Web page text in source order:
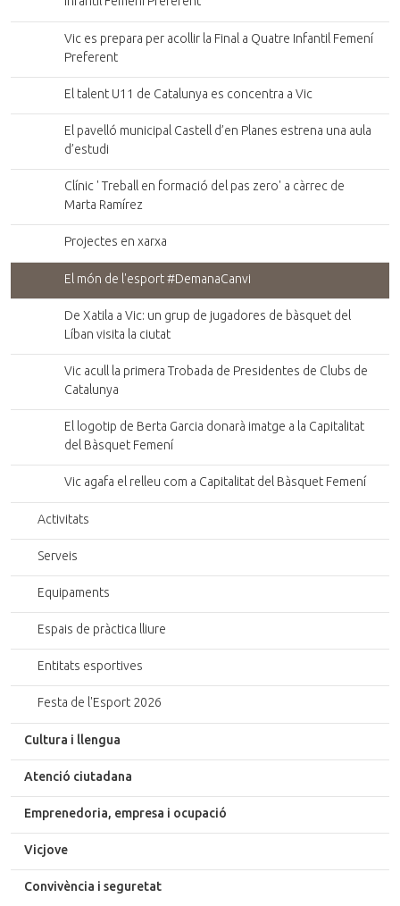
Vic es prepara per acollir la Final a Quatre Infantil Femení
Preferent
El talent U11 de Catalunya es concentra a Vic
El pavelló municipal Castell d’en Planes estrena una aula
d’estudi
Clínic ' Treball en formació del pas zero' a càrrec de
Marta Ramírez
Projectes en xarxa
El món de l'esport #DemanaCanvi
De Xatila a Vic: un grup de jugadores de bàsquet del
Líban visita la ciutat
Vic acull la primera Trobada de Presidentes de Clubs de
Catalunya
El logotip de Berta Garcia donarà imatge a la Capitalitat
del Bàsquet Femení
Vic agafa el relleu com a Capitalitat del Bàsquet Femení
Activitats
Serveis
Equipaments
Espais de pràctica lliure
Entitats esportives
Festa de l'Esport 2026
Cultura i llengua
Atenció ciutadana
Emprenedoria, empresa i ocupació
Vicjove
Convivència i seguretat